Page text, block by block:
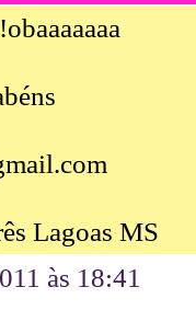
Lagoas MS
às 18:41